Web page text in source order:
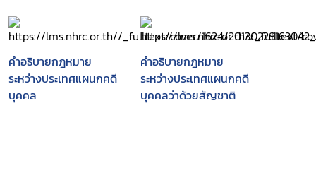
ปัจจุบัน
คำอธิบายกฎหมาย
ระหว่างประเทศแผนกคดี
บุคคล
คำอธิบายกฎหมาย
ระหว่างประเทศแผนกคดี
บุคคลว่าด้วยสัญชาติ